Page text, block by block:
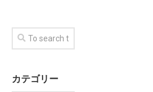
カテゴリー